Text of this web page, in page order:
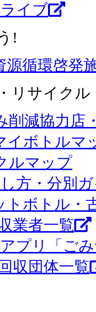
イブ
!
リサイクル
方・分別
トボトル・
業者一覧
プリ「ご
収団体一覧